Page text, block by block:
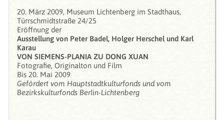
20. März 2009, Museum Lichtenberg im Stadthaus,
Türrschmidtstraße 24/25
Eröffnung der
Ausstellung von Peter Badel, Holger Herschel und Karl
Karau
VON SIEMENS-PLANIA ZU DONG XUAN
Fotografie, Originalton und Film
Bis 20. Mai 2009
Gefördert vom Hauptstadtkulturfonds und vom
Bezirkskulturfonds Berlin-Lichtenberg